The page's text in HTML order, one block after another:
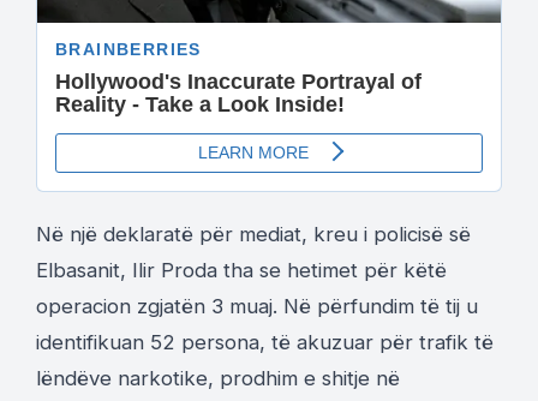
Në një deklaratë për mediat, kreu i policisë së
Elbasanit, Ilir Proda tha se hetimet për këtë
operacion zgjatën 3 muaj. Në përfundim të tij u
identifikuan 52 persona, të akuzuar për trafik të
lëndëve narkotike, prodhim e shitje në